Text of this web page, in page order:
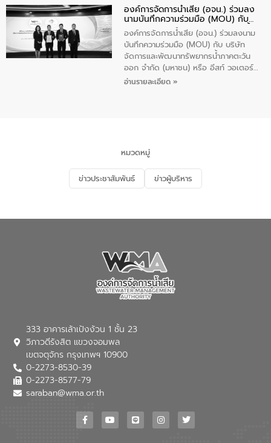
ชุมชนและการบำบัดน้ำเสียเบื้องต้น ให้กับ
นักเรียนชั้นประถมศึกษาปีที่ 5 โรงเรียน
เทศบาล 1 (พะเยาประชานุกูล) จำนวน 30
คน
องค์การจัดการน้ำเสีย (อจน.) ร่วมลง
นามบันทึกความร่วมมือ (MOU) กับ
บริษัท จัดการและพัฒนาทรัพยากรน้ำ
ภาคตะวันออก จำกัด (มหาชน) หรือ อีส
ท์ วอเตอร์
องค์การจัดการน้ำเสีย (อจน.) ร่วมลงนาม
บันทึกความร่วมมือ (MOU) กับ บริษัท
จัดการและพัฒนาทรัพยากรน้ำภาคตะวัน
ออก จำกัด (มหาชน) หรือ อีสท์ วอเตอร์
เมื่อวันอังคารที่ 4 สิงหาคม 2569 ณ ห้อง
ด้านน้ำของประเทศ และเตรียมความพร้อม
รองรับการเติบโตของเมือง รวมถึงการ
ลงทุนในอุตสาหกรรมแห่งอนาคต ตลอดจน
มุ่งตอบโจทย์ความท้าทายจากวิกฤตการ
ในครั้งนี้เป็นการดึงจุดแข็งและความ
(อจน.) มาผสานกับประสบการณ์และ
เทคโนโลยีโครงข่ายน้ำครบวงจรในพื้นที่ EEC
ของอีสท์ วอเตอร์ เพื่อร่วมกันศึกษา
เทคโนโลยีการปรับปรุงคุณภาพน้ำ (Water
Reuse) และพัฒนารูปแบบการดำเนินงาน
ใช้น้ำที่พุ่งสูงขึ้นจากการขยายตัวของ
การองค์การจัดการน้ำเสีย กล่าวถึงภารกิจ
เพื่อสนับสนุนการพัฒนาเมืองอย่างยั่งยืน
ขณะที่ นายบดินทร์ อุดล กรรมการผู้อำนวย
อ่านรายละเอียด »
หมวดหมู่
ข่าวประชาสัมพันธ์ ข่าวผู้บริหาร
333 อาคารเล้าเป้งง้วน 1 ชั้น 23
วิภาวดีรังสิต แขวงจอมพล
เขตจตุจักร กรุงเทพฯ 10900
0-2273-8530-39
0-2273-8577-79
saraban@wma.or.th